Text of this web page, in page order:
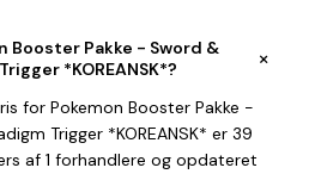
Booster Pakke - Sword &
*KOREANSK*?
+
for Pokemon Booster Pakke -
Trigger *KOREANSK* er 39
af 1 forhandlere og opdateret